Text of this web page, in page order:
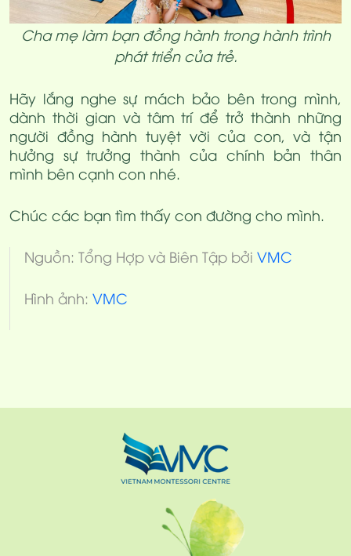
Cha mẹ làm bạn đồng hành trong hành trình
phát triển của trẻ.
Hãy lắng nghe sự mách bảo bên trong mình,
dành thời gian và tâm trí để trở thành những
người đồng hành tuyệt vời của con, và tận
hưởng sự trưởng thành của chính bản thân
mình bên cạnh con nhé.
Chúc các bạn tìm thấy con đường cho mình.
Nguồn: Tổng Hợp và Biên Tập bởi VMC
Hình ảnh: VMC